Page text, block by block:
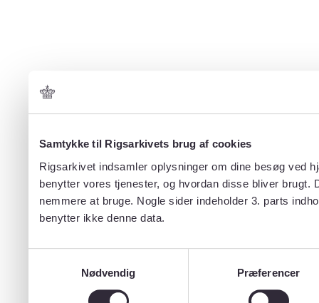
Samtykke til Rigsarkivets brug af cookies
Rigsarkivet indsamler oplysninger om dine besøg ved
benytter vores tjenester, og hvordan disse bliver
nemmere at bruge. Nogle sider indeholder 3. parts
benytter ikke denne data.
Nødvendig
Præferencer